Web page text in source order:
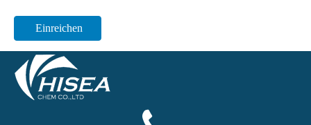
Einreichen